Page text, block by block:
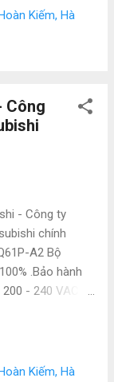
dụng 6-cực
ty
cung cấp các
các sản phẩm
được tư vấn
ạ: • Mr Đạt
Zalo : 0886 497
...
Kiếm, Hà
Công
- Công ty
chính
A2 Bộ
.Bảo hành
- 240 VAC -
Bản Công ty
cung cấp các
Kiếm, Hà